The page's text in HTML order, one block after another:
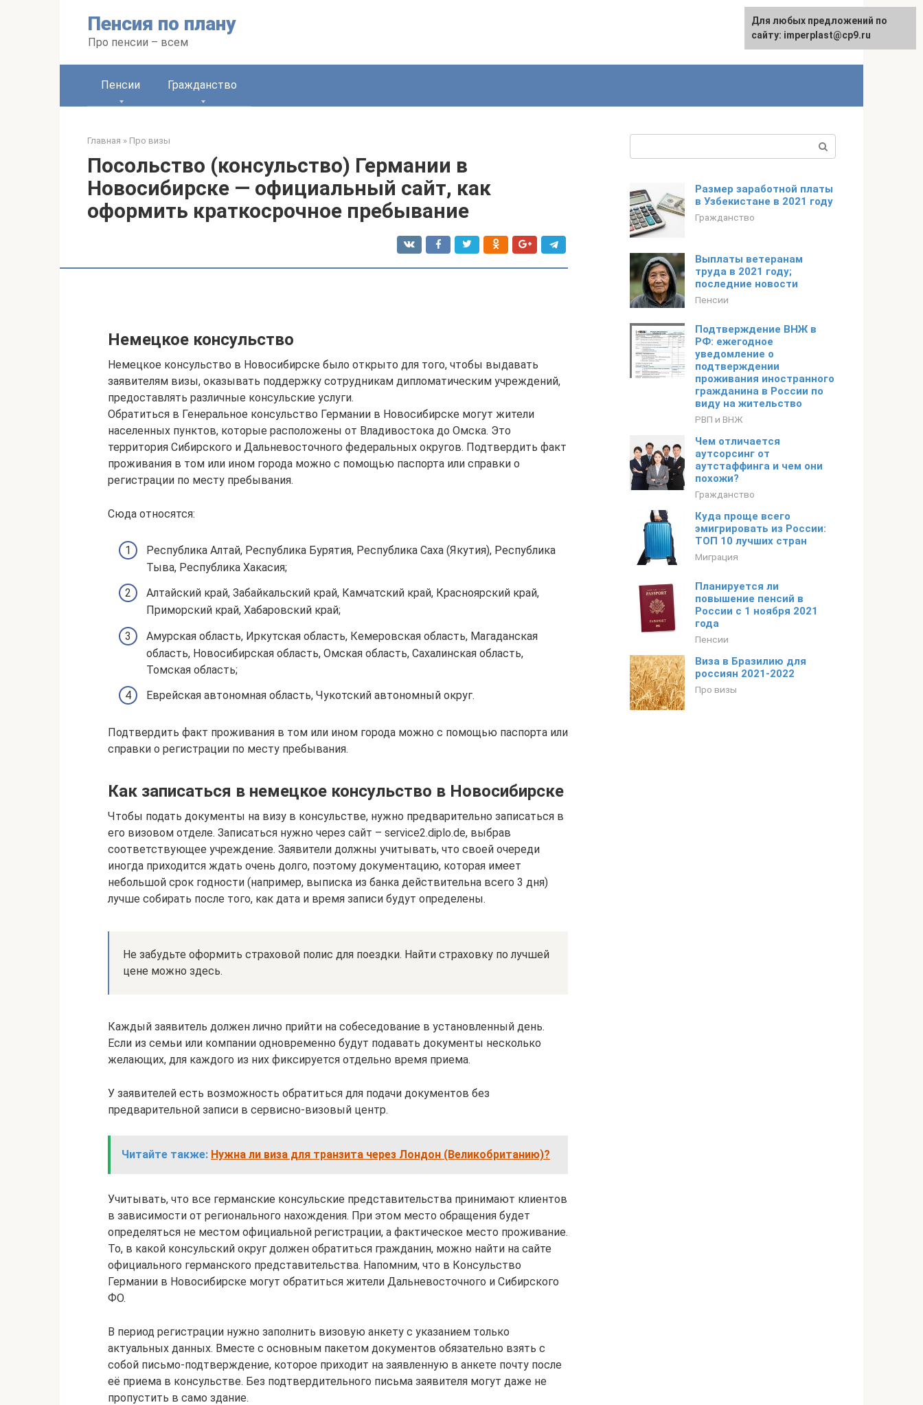
Пенсия по плану
Про пенсии – всем
Пенсии Гражданство
Главная » Про визы
Посольство (консульство) Германии в
Новосибирске — официальный сайт, как
оформить краткосрочное пребывание
Немецкое консульство
Немецкое консульство в Новосибирске было открыто для того, чтобы выдавать
заявителям визы, оказывать поддержку сотрудникам дипломатическим учреждений,
предоставлять различные консульские услуги.
Обратиться в Генеральное консульство Германии в Новосибирске могут жители
населенных пунктов, которые расположены от Владивостока до Омска. Это
территория Сибирского и Дальневосточного федеральных округов. Подтвердить факт
проживания в том или ином города можно с помощью паспорта или справки о
регистрации по месту пребывания.
Сюда относятся:
Pеспублика Алтай, Республика Бурятия, Республика Саха (Якутия), Республика
Тыва, Республика Хакасия;
Алтайский край, Забайкальский край, Камчатский край, Красноярский край,
Приморский край, Хабаровский край;
Амурская область, Иркутская область, Кемеровская область, Магаданская
область, Новосибирская область, Омская область, Сахалинская область,
Томская область;
Еврейская автономная область, Чукотский автономный округ.
Подтвердить факт проживания в том или ином города можно с помощью паспорта или
справки о регистрации по месту пребывания.
Как записаться в немецкое консульство в Новосибирске
Чтобы подать документы на визу в консульстве, нужно предварительно записаться в
его визовом отделе. Записаться нужно через сайт – service2.diplo.de, выбрав
соответствующее учреждение. Заявители должны учитывать, что своей очереди
иногда приходится ждать очень долго, поэтому документацию, которая имеет
небольшой срок годности (например, выписка из банка действительна всего 3 дня)
лучше собирать после того, как дата и время записи будут определены.
Не забудьте оформить страховой полис для поездки. Найти страховку по лучшей
цене можно здесь.
Каждый заявитель должен лично прийти на собеседование в установленный день.
Если из семьи или компании одновременно будут подавать документы несколько
желающих, для каждого из них фиксируется отдельно время приема.
У заявителей есть возможность обратиться для подачи документов без
предварительной записи в сервисно-визовый центр.
Читайте также: Нужна ли виза для транзита через Лондон (Великобританию)?
Учитывать, что все германские консульские представительства принимают клиентов
в зависимости от регионального нахождения. При этом место обращения будет
определяться не местом официальной регистрации, а фактическое место проживание.
То, в какой консульский округ должен обратиться гражданин, можно найти на сайте
официального германского представительства. Напомним, что в Консульство
Германии в Новосибирске могут обратиться жители Дальневосточного и Сибирского
ФО.
В период регистрации нужно заполнить визовую анкету с указанием только
актуальных данных. Вместе с основным пакетом документов обязательно взять с
собой письмо-подтверждение, которое приходит на заявленную в анкете почту после
её приема в консульстве. Без подтвердительного письма заявителя могут даже не
пропустить в само здание.
Размер заработной платы
в Узбекистане в 2021 году
Гражданство
Выплаты ветеранам
труда в 2021 году;
последние новости
Пенсии
Подтверждение ВНЖ в
РФ: ежегодное
уведомление о
подтверждении
проживания иностранного
гражданина в России по
виду на жительство
РВП и ВНЖ
Чем отличается
аутсорсинг от
аутстаффинга и чем они
похожи?
Гражданство
Куда проще всего
эмигрировать из России:
ТОП 10 лучших стран
Миграция
Планируется ли
повышение пенсий в
России с 1 ноября 2021
года
Пенсии
Виза в Бразилию для
россиян 2021-2022
Про визы
Для любых предложений по
сайту: imperplast@cp9.ru